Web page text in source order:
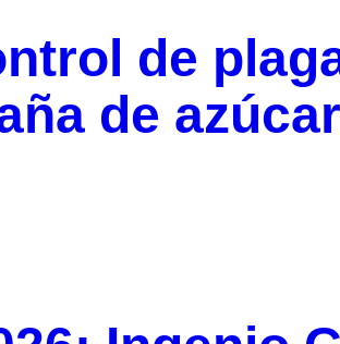
de
de